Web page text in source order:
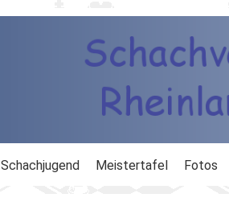
Schachjugend Meistertafel Fotos